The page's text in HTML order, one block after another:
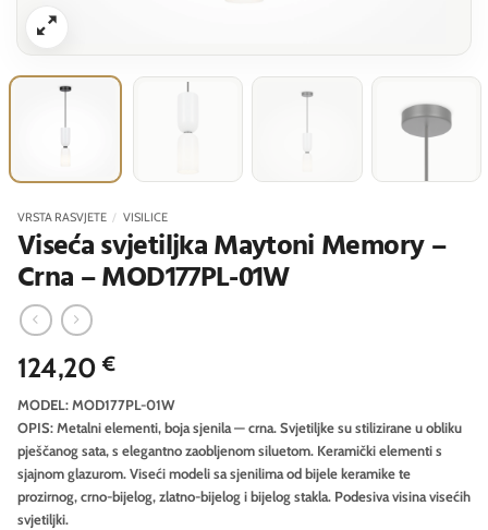
VRSTA RASVJETE / VISILICE
Viseća svjetiljka Maytoni Memory –
Crna – MOD177PL-01W
124,20€
MODEL: MOD177PL-01W
OPIS: Metalni elementi, boja sjenila — crna. Svjetiljke su stilizirane u obliku
pješčanog sata, s elegantno zaobljenom siluetom. Keramički elementi s
sjajnom glazurom. Viseći modeli sa sjenilima od bijele keramike te
prozirnog, crno-bijelog, zlatno-bijelog i bijelog stakla. Podesiva visina visećih
svjetiljki.